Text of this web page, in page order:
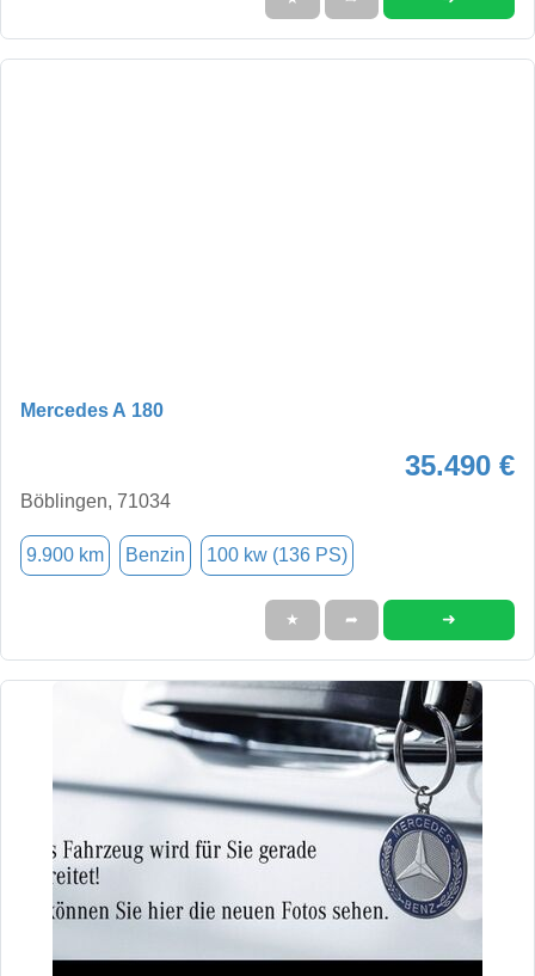
Mercedes A 180
35.490 €
Böblingen, 71034
9.900 km Benzin 100 kw (136 PS)
★ ➦ ➜